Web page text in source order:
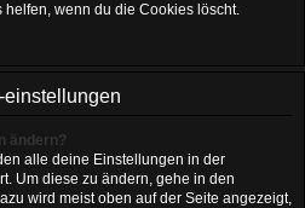
wenn du die Cookies löscht.
einstellungen
ändern?
alle deine Einstellungen in der
Um diese zu ändern, gehe in den
wird meist oben auf der Seite angezeigt,